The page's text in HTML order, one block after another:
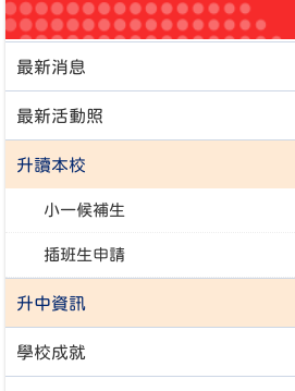
最新消息
最新活動照
升讀本校
小一候補生
插班生申請
升中資訊
學校成就